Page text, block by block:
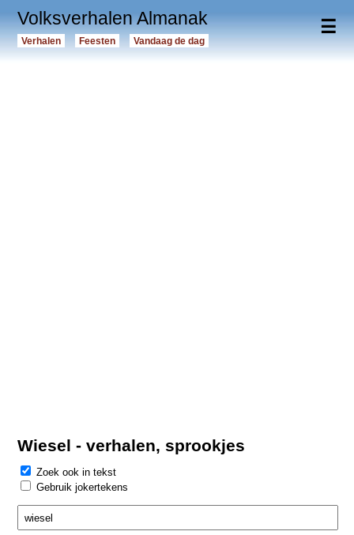
☰
Volksverhalen Almanak
Verhalen Feesten Vandaag de dag
Wiesel - verhalen, sprookjes
Zoek ook in tekst
Gebruik jokertekens